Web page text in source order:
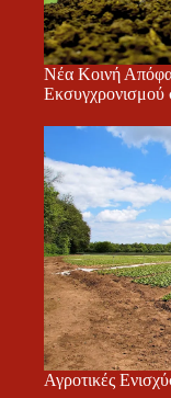
Νέα Κοινή
Εκσυγχρονισμού
Αγροτικές